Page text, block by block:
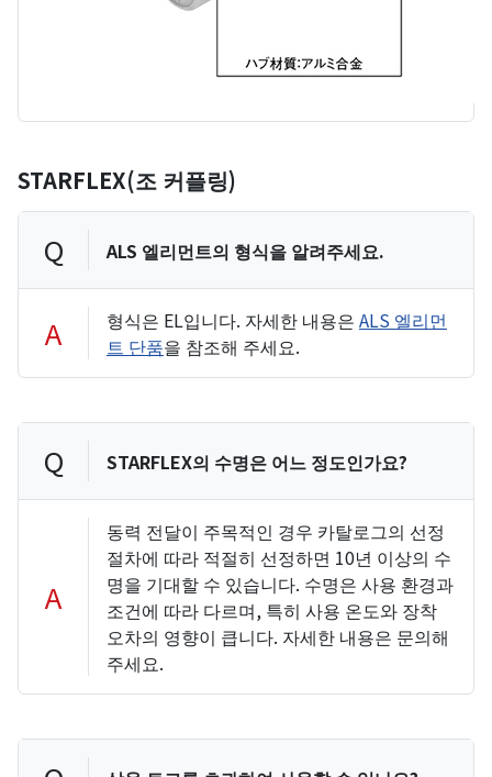
STARFLEX(조 커플링)
Q ALS 엘리먼트의 형식을 알려주세요.
A 형식은 EL입니다. 자세한 내용은 ALS 엘리먼
트 단품을 참조해 주세요.
Q STARFLEX의 수명은 어느 정도인가요?
A
동력 전달이 주목적인 경우 카탈로그의 선정
절차에 따라 적절히 선정하면 10년 이상의 수
명을 기대할 수 있습니다. 수명은 사용 환경과
조건에 따라 다르며, 특히 사용 온도와 장착
오차의 영향이 큽니다. 자세한 내용은 문의해
주세요.